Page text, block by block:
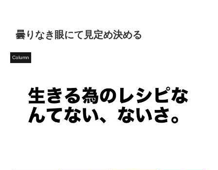
曇りなき眼にて見定め決める
Column